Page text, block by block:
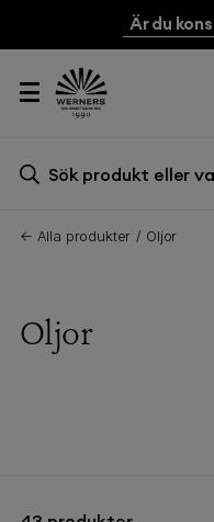
Är du
Sök
← Alla produkter Oljor
Oljor